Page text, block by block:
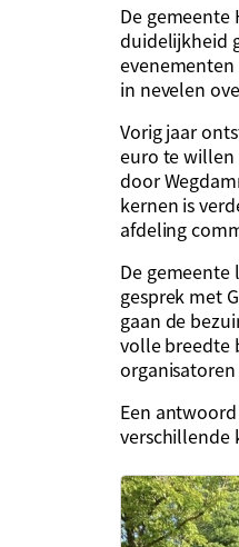
De gemeente
duidelijkheid
in nevelen
Vorig jaar
euro te willen
door
kernen is
afdeling
De gemeente
gesprek met
gaan de
volle breedte
Een
verschillende